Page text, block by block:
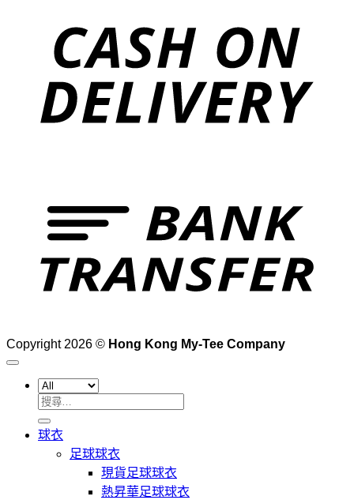
Copyright 2026 © Hong Kong My-Tee Company
搜
尋
關
球衣
足球球衣
現貨足球球衣
熱昇華足球球衣